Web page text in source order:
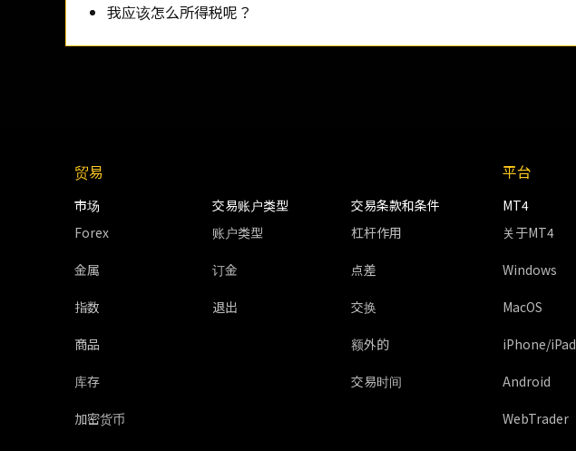
我应该怎么所得税呢？
贸易
市场
Forex
金属
指数
商品
库存
加密货币
交易账户类型
账户类型
订金
退出
交易条款和条件
杠杆作用
点差
交换
额外的
交易时间
平台
MT4
关于MT4
Windows
MacOS
iPhone/iPad
Android
WebTrader